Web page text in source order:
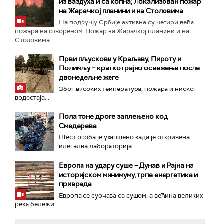
на Жарачкој планини и на Столовима
На подручју Србије активна су четири већа
пожара на отвореном. Пожар на Жарачкој планини и на
Столовима...
Први пљускови у Краљеву, Пироту и
Полимљу – краткотрајно освежење после
двонедељне жеге
Због високих температура, пожара и ниског
водостаја...
Пола тоне дроге заплењено код
Смедерева
Шест особа је ухапшено када је откривена
илегална лабораторија...
Европа на удару суше – Дунав и Рајна на
историјском минимуму, трпе енергетика и
привреда
Европа се суочава са сушом, а већина великих
река бележи...